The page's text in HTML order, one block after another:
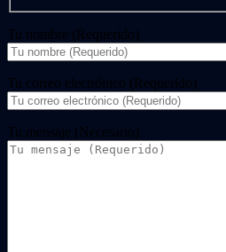
Tu nombre (Requerido)
Tu correo electrónico (Requerido)
Tu mensaje (Necesario)